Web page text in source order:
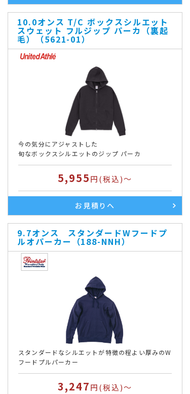
10.0オンス T/C ボックスシルエット
スウェット フルジップ パーカ（裏起
毛）（5621-01）
今の気分にアジャストした
旬なボックスシルエットのジップ パーカ
5,955円(税込)～
お見積りへ
9.7オンス スタンダードWフードプ
ルオパーカー（188-NNH）
スタンダードなシルエットが特徴の程よい厚みのW
フードプルパーカー
3,247円(税込)～